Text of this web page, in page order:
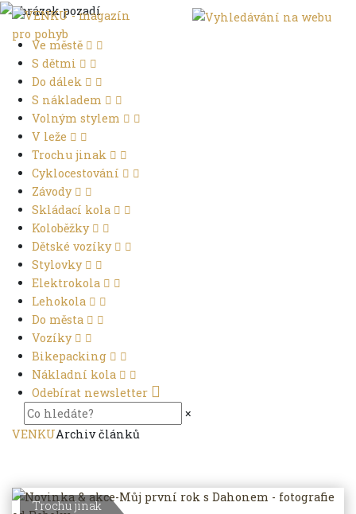
Ve městě
S dětmi
Do dálek
S nákladem
Volným stylem
V leže
Trochu jinak
Cyklocestování
Závody
Skládací kola
Koloběžky
Dětské vozíky
Stylovky
Elektrokola
Lehokola
Do města
Vozíky
Bikepacking
Nákladní kola
Odebírat newsletter
×
VENKUArchiv článků
Trochu jinak